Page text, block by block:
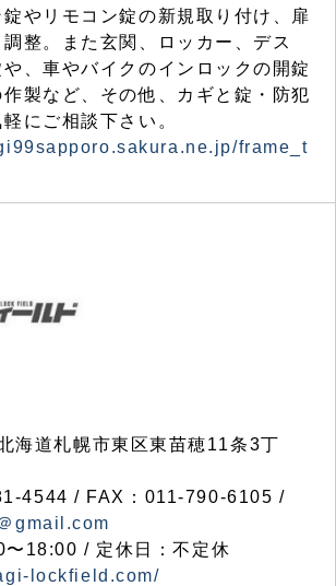
やリモコン錠の新規取り付け、扉
整。また玄関、ロッカー、デス
、車やバイクのインロックの開錠
製など、その他、カギと錠・防犯
にご相談下さい。
frame_t
道札幌市東区東苗穂11条3丁
4544 / FAX：011-790-6105 /
gmail.com
〜18:00 / 定休日：不定休
lockfield.com/